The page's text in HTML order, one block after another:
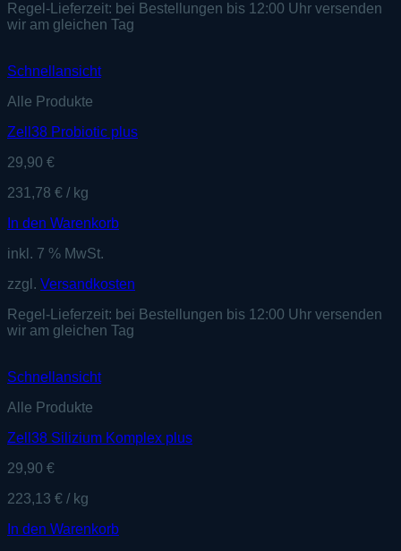
Regel-Lieferzeit: bei Bestellungen bis 12:00 Uhr versenden
wir am gleichen Tag
Schnellansicht
Alle Produkte
Zell38 Probiotic plus
29,90 €
231,78 € / kg
In den Warenkorb
inkl. 7 % MwSt.
zzgl. Versandkosten
Regel-Lieferzeit: bei Bestellungen bis 12:00 Uhr versenden
wir am gleichen Tag
Schnellansicht
Alle Produkte
Zell38 Silizium Komplex plus
29,90 €
223,13 € / kg
In den Warenkorb